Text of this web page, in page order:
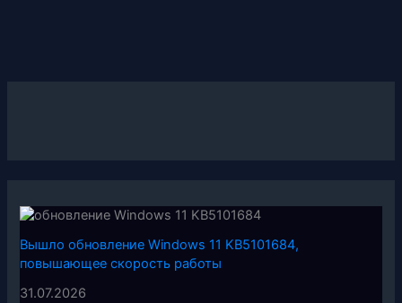
Вышло обновление Windows 11 KB5101684,
повышающее скорость работы
31.07.2026